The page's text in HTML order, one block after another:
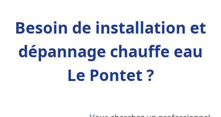
Besoin de installation et
dépannage chauffe eau
Le Pontet ?